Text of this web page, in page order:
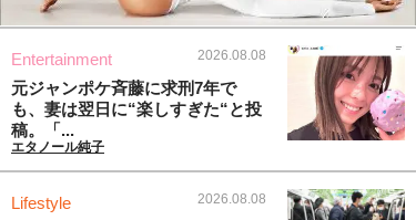
Entertainment 2026.08.08
元ジャンポケ斉藤に求刑7年で
も、妻は翌日に“楽しすぎた“と投
稿。「...
エタノール純子
Lifestyle 2026.08.08